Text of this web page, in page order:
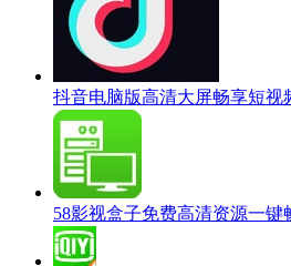
抖音电脑版高清大屏畅享短视
58影视盒子免费高清资源一键